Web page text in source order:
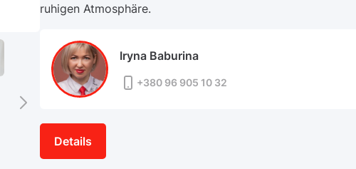
ruhigen Atmosphäre.
Iryna Baburina
+380 96 905 10 32
Details